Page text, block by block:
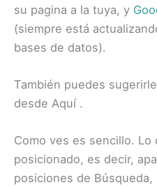
su pagina a la tuya, y
(siempre está
bases de datos).
También puedes
desde Aquí .
Como ves es sencillo.
posicionado, es decir,
posiciones de